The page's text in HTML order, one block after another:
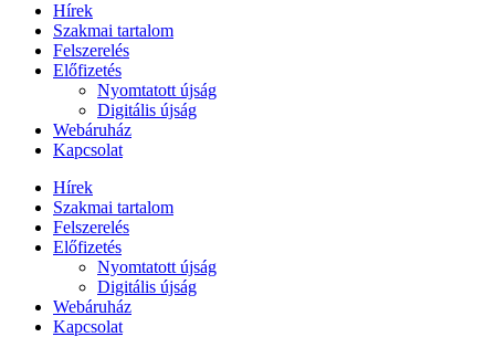
Hírek
Szakmai tartalom
Felszerelés
Előfizetés
Nyomtatott újság
Digitális újság
Webáruház
Kapcsolat
Hírek
Szakmai tartalom
Felszerelés
Előfizetés
Nyomtatott újság
Digitális újság
Webáruház
Kapcsolat